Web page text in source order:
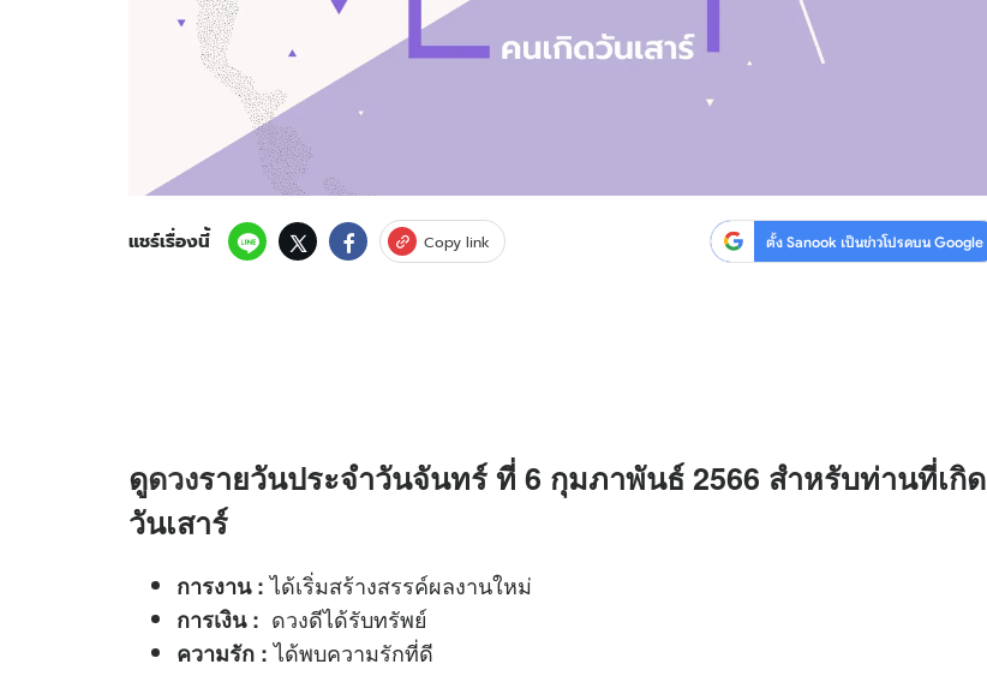
แชร์เรื่องนี้ Copy link ตั้ง Sanook เป็นข่าวโปรดบน Google
ดูดวงรายวันประจำวันจันทร์ ที่ 6 กุมภาพันธ์ 2566 สำหรับท่านที่เกิด
วันเสาร์
การงาน :ได้เริ่มสร้างสรรค์ผลงานใหม่
การเงิน : ดวงดีได้รับทรัพย์
ความรัก :ได้พบความรักที่ดี